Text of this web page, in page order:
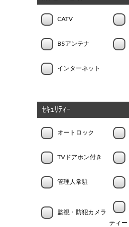
CATV
BSアンテナ
インターネット
ｾｷｭﾘﾃｨｰ
オートロック
TVドアホン付き
管理人常駐
監視・防犯カメラ
ティー